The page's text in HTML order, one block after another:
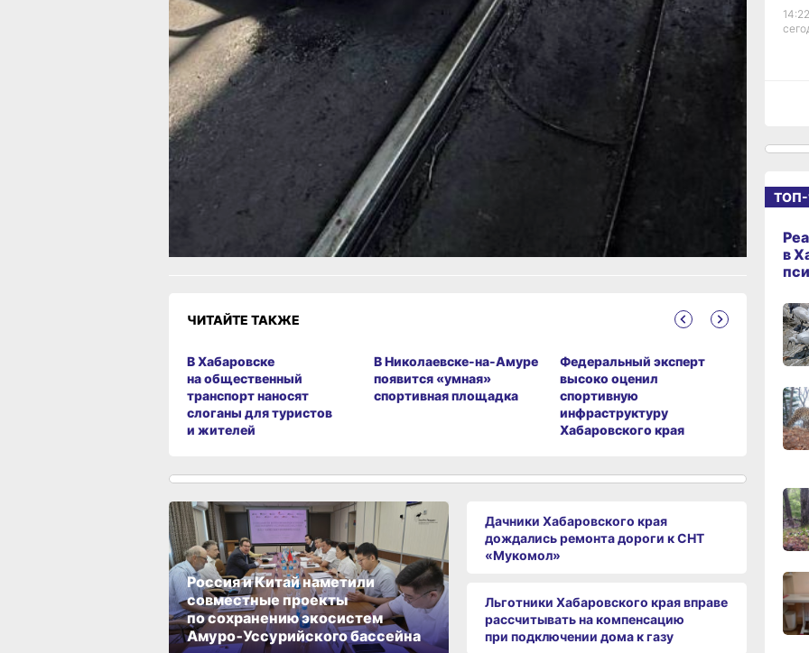
ход доследственной проверки, которая
призвана установить все обстоятельства
и причины трагедии.
В ТЕМУ:
На трассе «Уссури» в Хабаровском крае
столкнулись два большегруза — есть
жертвы
Читайте нас в соцсетях:
ВКонтакте,
Одноклассники,
или
Яндекс.Дзен
МАКС
Как вам материал?
Огонь!
Супер
Удивило
Разочарование
ЧИТАЙТЕ ТАКЖЕ
В Хабаровске
на общественный
транспорт наносят
слоганы для туристов
и жителей
В Николаевске-на-Амуре
появится «умная»
спортивная площадка
Федеральный эксперт
высоко оценил
спортивную
инфраструктуру
Хабаровского края
начали
в
Россия и Китай наметили
совместные проекты
по сохранению экосистем
Амуро‑Уссурийского бассейна
Дачники Хабаровского края
дождались ремонта дороги к СНТ
«Мукомол»
Льготники Хабаровского края вправе
рассчитывать на компенсацию
при подключении дома к газу
11:09,
ТОП-
в